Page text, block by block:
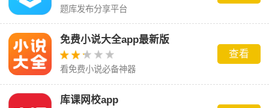
题库发布分享平台
免费小说大全app最新版
看免费小说必备神器
查看
库课网校app